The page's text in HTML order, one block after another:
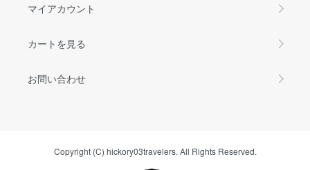
マイアカウント
カートを見る
お問い合わせ
Copyright (C) hickory03travelers. All Rights Reserved.